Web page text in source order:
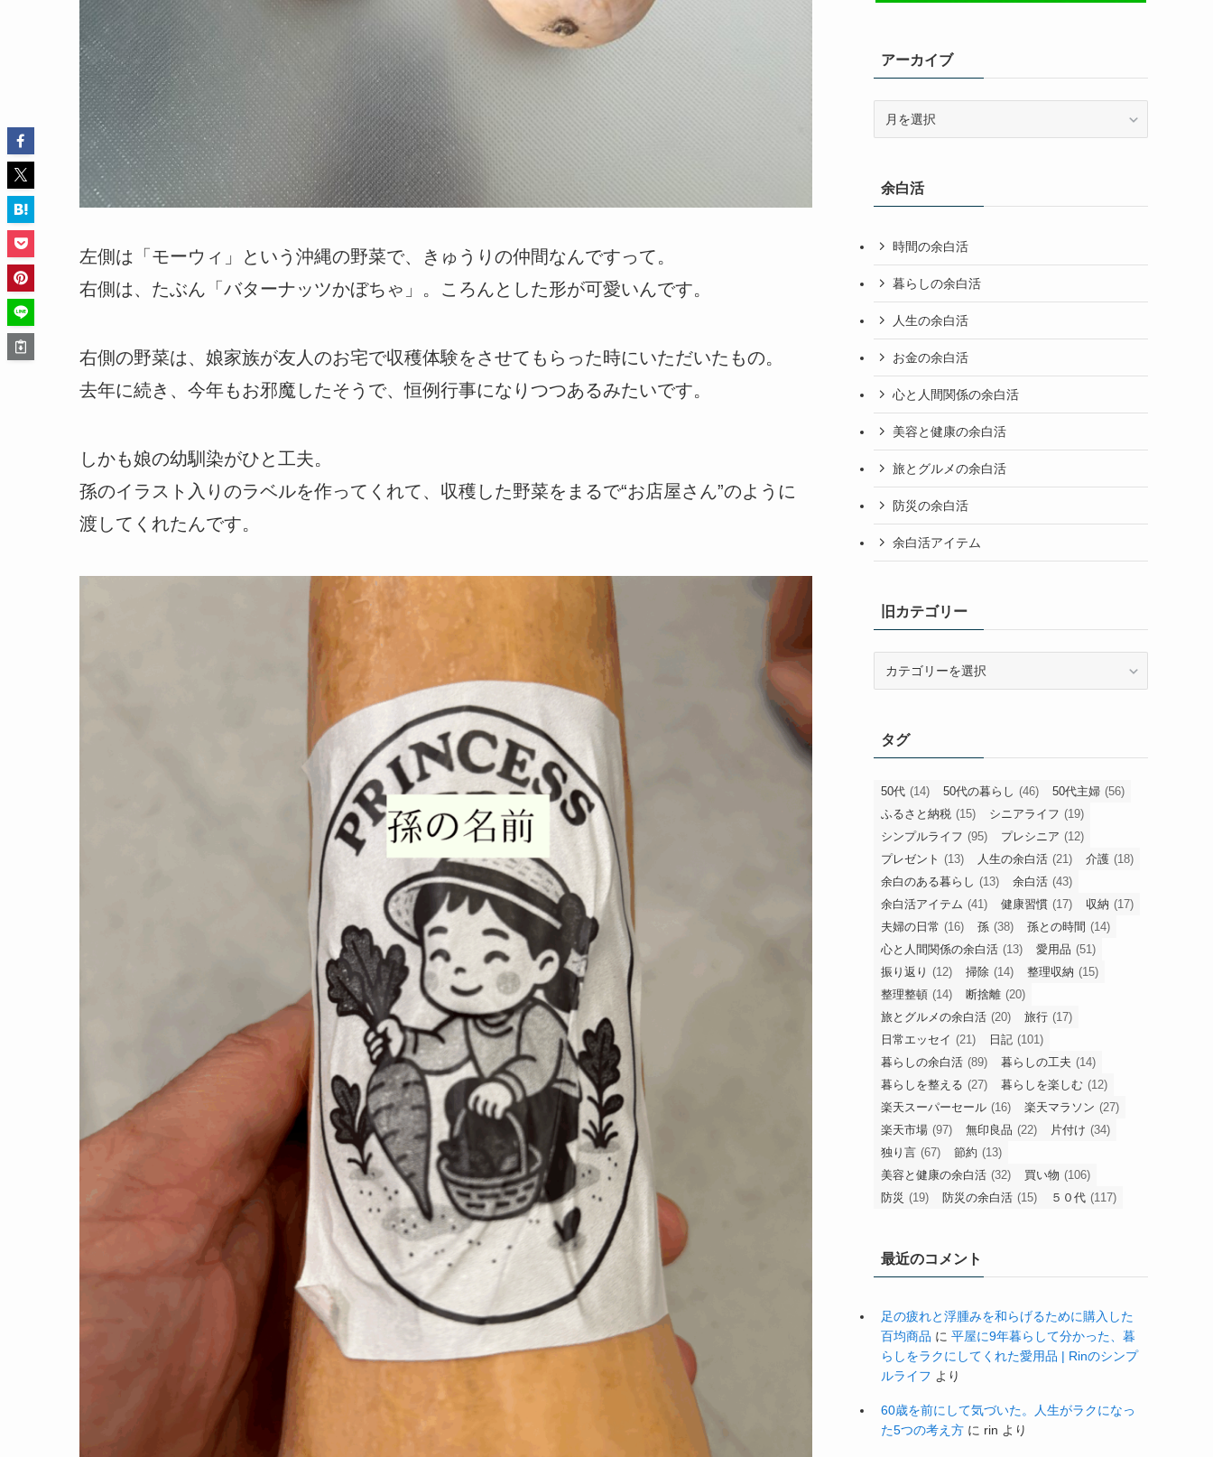
左側は「モーウィ」という沖縄の野菜で、きゅうりの仲間なんですって。
右側は、たぶん「バターナッツかぼちゃ」。ころんとした形が可愛いんです。
右側の野菜は、娘家族が友人のお宅で収穫体験をさせてもらった時にいただいたもの。
去年に続き、今年もお邪魔したそうで、恒例行事になりつつあるみたいです。
しかも娘の幼馴染がひと工夫。
孫のイラスト入りのラベルを作ってくれて、収穫した野菜をまるで“お店屋さん”のように
渡してくれたんです。
アーカイブ
ブ余白活
時間の余白活
暮らしの余白活
人生の余白活
お金の余白活
心と人間関係の余白活
美容と健康の余白活
旅とグルメの余白活
防災の余白活
余白活アイテム
旧カテゴリー
リ
ー
タグ
50代 (14) 50代の暮らし (46) 50代主婦 (56)
ふるさと納税 (15) シニアライフ (19)
シンプルライフ (95) プレシニア (12)
プレゼント (13) 人生の余白活 (21) 介護 (18)
余白のある暮らし (13) 余白活 (43)
余白活アイテム (41) 健康習慣 (17) 収納 (17)
夫婦の日常 (16) 孫 (38) 孫との時間 (14)
心と人間関係の余白活 (13) 愛用品 (51)
振り返り (12) 掃除 (14) 整理収納 (15)
整理整頓 (14) 断捨離 (20)
旅とグルメの余白活 (20) 旅行 (17)
日常エッセイ (21) 日記 (101)
暮らしの余白活 (89) 暮らしの工夫 (14)
暮らしを整える (27) 暮らしを楽しむ (12)
楽天スーパーセール (16) 楽天マラソン (27)
楽天市場 (97) 無印良品 (22) 片付け (34)
独り言 (67) 節約 (13)
美容と健康の余白活 (32) 買い物 (106)
防災 (19) 防災の余白活 (15) ５０代 (117)
最近のコメント
足の疲れと浮腫みを和らげるために購入した
百均商品 に 平屋に9年暮らして分かった、暮
らしをラクにしてくれた愛用品 | Rinのシンプ
ルライフ より
60歳を前にして気づいた。人生がラクになっ
た5つの考え方 に rin より